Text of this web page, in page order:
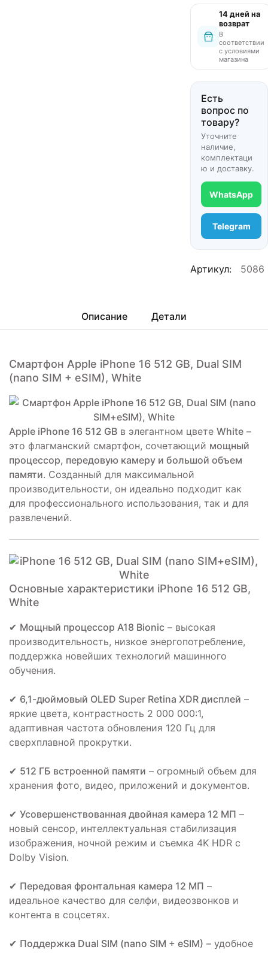
14 дней на
возврат
В
соответствии
с условиями
магазина
Есть
вопрос по
товару?
Уточните
наличие,
комплектаци
ю и доставку.
WhatsApp
Telegram
Артикул: 5086
Описание Детали
Смартфон Apple iPhone 16 512 GB, Dual SIM
(nano SIM + eSIM), White
Apple iPhone 16 512 GB в элегантном цвете White –
это флагманский смартфон, сочетающий мощный
процессор, передовую камеру и большой объем
памяти. Созданный для максимальной
производительности, он идеально подходит как
для профессионального использования, так и для
развлечений.
Основные характеристики iPhone 16 512 GB,
White
✔ Мощный процессор A18 Bionic – высокая
производительность, низкое энергопотребление,
поддержка новейших технологий машинного
обучения.
✔ 6,1-дюймовый OLED Super Retina XDR дисплей –
яркие цвета, контрастность 2 000 000:1,
адаптивная частота обновления 120 Гц для
сверхплавной прокрутки.
✔ 512 ГБ встроенной памяти – огромный объем для
хранения фото, видео, приложений и документов.
✔ Усовершенствованная двойная камера 12 МП –
новый сенсор, интеллектуальная стабилизация
изображения, ночной режим и съемка 4K HDR с
Dolby Vision.
✔ Передовая фронтальная камера 12 МП –
идеальное качество для селфи, видеозвонков и
контента в соцсетях.
✔ Поддержка Dual SIM (nano SIM + eSIM) – удобное